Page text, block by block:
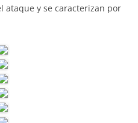
ataque y se caracterizan por